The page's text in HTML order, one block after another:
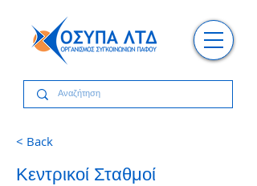
< Back
Κεντρικοί Σταθμοί